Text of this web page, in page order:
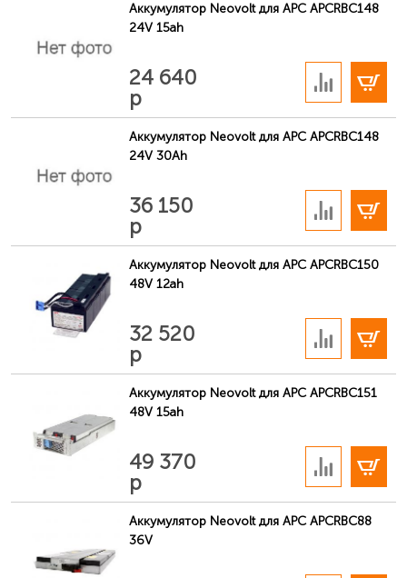
Аккумулятор Neovolt для APC APCRBC148
24V 15ah
24 640
р
Аккумулятор Neovolt для APC APCRBC148
24V 30Ah
36 150
р
Аккумулятор Neovolt для APC APCRBC150
48V 12ah
32 520
р
Аккумулятор Neovolt для APC APCRBC151
48V 15ah
49 370
р
Аккумулятор Neovolt для APC APCRBC88
36V